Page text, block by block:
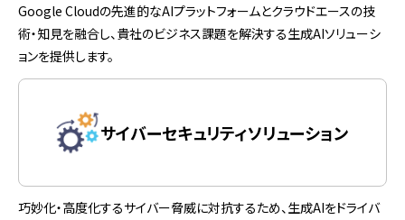
Google Cloudの先進的なAIプラットフォームとクラウドエースの技
術・知見を融合し、貴社のビジネス課題を解決する生成AIソリューシ
ョンを提供します。
サイバーセキュリティソリューション
巧妙化・高度化するサイバー脅威に対抗するため、生成AIをドライバ